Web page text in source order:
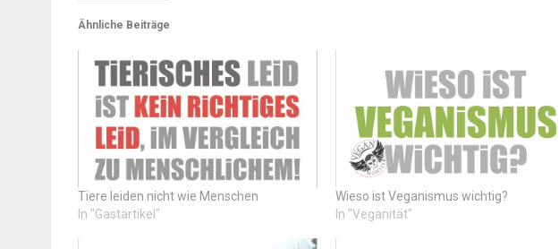
Ähnliche Beiträge
Tiere leiden nicht wie Menschen
In "Gastartikel"
Wieso ist Veganismus wichtig?
In "Veganität"